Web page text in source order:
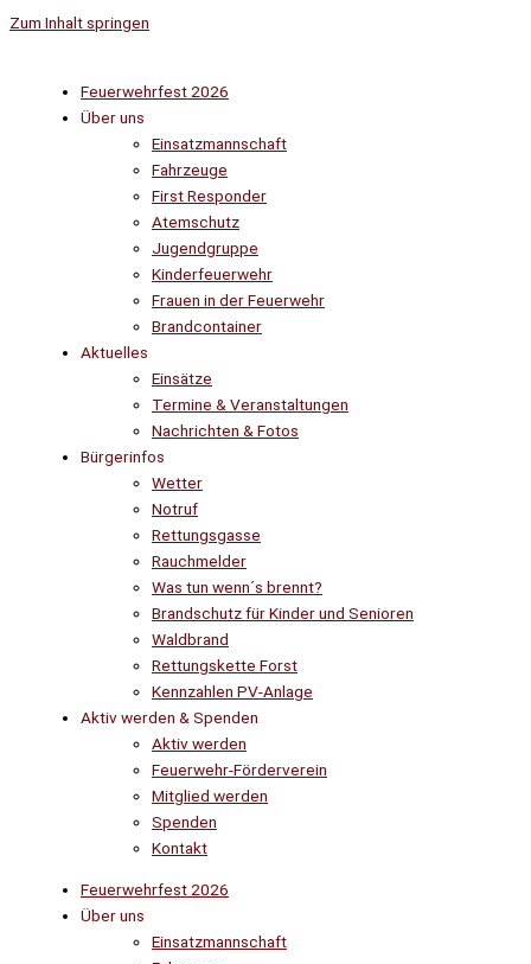
Zum Inhalt springen
Feuerwehrfest 2026
Über uns
Einsatzmannschaft
Fahrzeuge
First Responder
Atemschutz
Jugendgruppe
Kinderfeuerwehr
Frauen in der Feuerwehr
Brandcontainer
Aktuelles
Einsätze
Termine & Veranstaltungen
Nachrichten & Fotos
Bürgerinfos
Wetter
Notruf
Rettungsgasse
Rauchmelder
Was tun wenn´s brennt?
Brandschutz für Kinder und Senioren
Waldbrand
Rettungskette Forst
Kennzahlen PV-Anlage
Aktiv werden & Spenden
Aktiv werden
Feuerwehr-Förderverein
Mitglied werden
Spenden
Kontakt
Feuerwehrfest 2026
Über uns
Einsatzmannschaft